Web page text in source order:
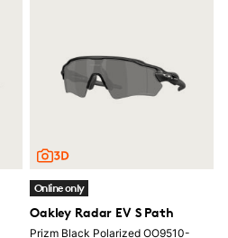
Online only
Oakley Radar EV S Path
Prizm Black Polarized OO9510-